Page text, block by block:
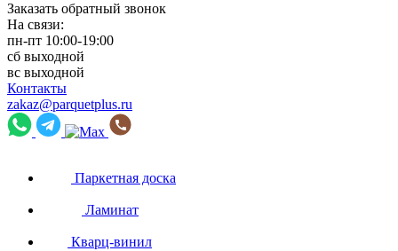
Заказать обратный звонок
На связи:
пн-пт 10:00-19:00
сб выходной
вс выходной
Контакты
zakaz@parquetplus.ru
Паркетная доска
Ламинат
Кварц-винил